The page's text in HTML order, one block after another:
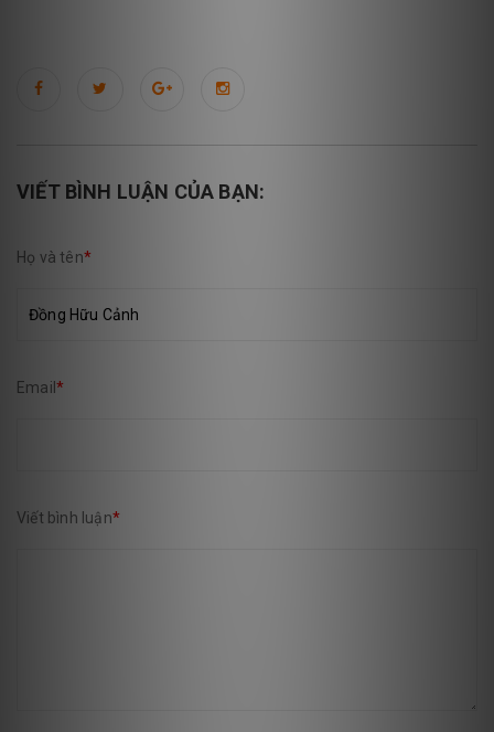
VIẾT BÌNH LUẬN CỦA BẠN:
Họ và tên*
Email *
Viết bình luận*